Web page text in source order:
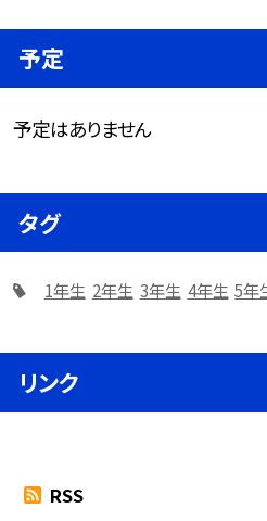
予定
予定はありません
タグ
1年生 2年生 3年生 4年生 5年
リンク
RSS